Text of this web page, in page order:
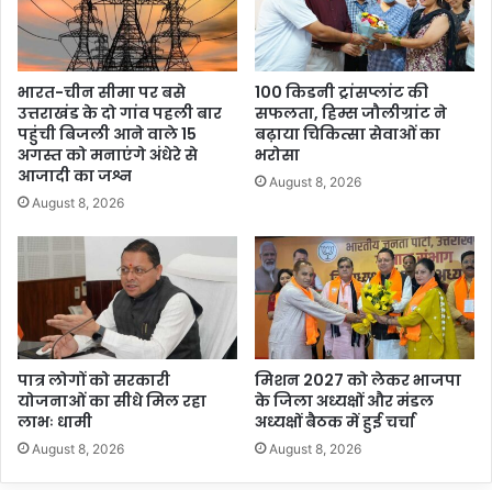
भारत-चीन सीमा पर बसे
उत्तराखंड के दो गांव पहली बार
पहुंची बिजली आने वाले 15
अगस्त को मनाएंगे अंधेरे से
आजादी का जश्न
August 8, 2026
100 किडनी ट्रांसप्लांट की
सफलता, हिम्स जौलीग्रांट ने
बढ़ाया चिकित्सा सेवाओं का
भरोसा
August 8, 2026
पात्र लोगों को सरकारी
योजनाओं का सीधे मिल रहा
लाभः धामी
August 8, 2026
मिशन 2027 को लेकर भाजपा
के जिला अध्यक्षों और मंडल
अध्यक्षों बैठक में हुई चर्चा
August 8, 2026